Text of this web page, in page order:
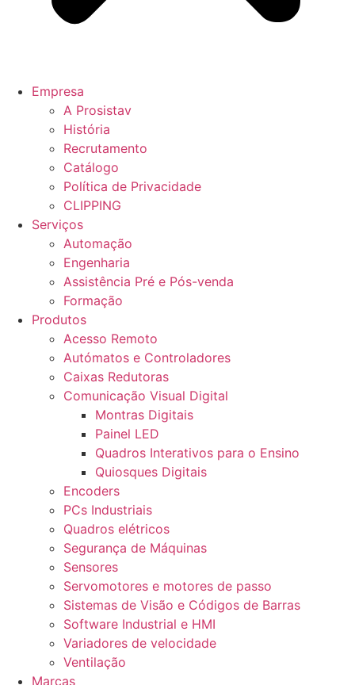
Empresa
A Prosistav
História
Recrutamento
Catálogo
Política de Privacidade
CLIPPING
Serviços
Automação
Engenharia
Assistência Pré e Pós-venda
Formação
Produtos
Acesso Remoto
Autómatos e Controladores
Caixas Redutoras
Comunicação Visual Digital
Montras Digitais
Painel LED
Quadros Interativos para o Ensino
Quiosques Digitais
Encoders
PCs Industriais
Quadros elétricos
Segurança de Máquinas
Sensores
Servomotores e motores de passo
Sistemas de Visão e Códigos de Barras
Software Industrial e HMI
Variadores de velocidade
Ventilação
Marcas